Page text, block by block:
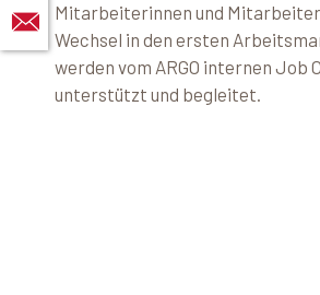
Mitarbeiterinnen und
Wechsel in den ersten
werden vom ARGO internen Job
unterstützt und begleitet.